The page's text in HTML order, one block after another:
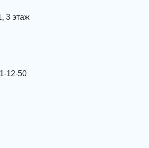
3 этаж
12-50